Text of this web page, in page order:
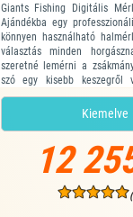
Giants Fishing Digitális
Ajándékba egy
könnyen használható
választás minden
szeretné lemérni a
szó egy kisebb keszegről
pontyról. A csomag ingyenes
így a mérleg mindigKiemelve
12